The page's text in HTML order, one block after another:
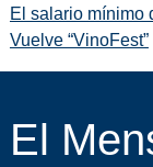
El salario mínimo
Vuelve “VinoFest”
El